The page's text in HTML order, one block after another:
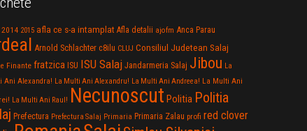
2014 2015 afla ce s-a intamplat Afla detalii ajofm Anca Parau
Arnold Schlachter c8ilu CLUJ Consiliul Judetean Salaj
Finante fratzica ISU ISU Salaj Jandarmeria Salaj Jibou La
Ani Alexandra! La Multi Ani Alexandru! La Multi Ani Andreea! La Multi Ani
La Multi Ani Raul! Necunoscut Politia Politia
Prefectura Prefectura Salaj Primaria Primaria Zalau profi red clover